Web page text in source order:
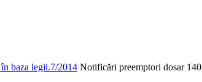
baza legii.7/2014 Notificări preemptori dosar 140